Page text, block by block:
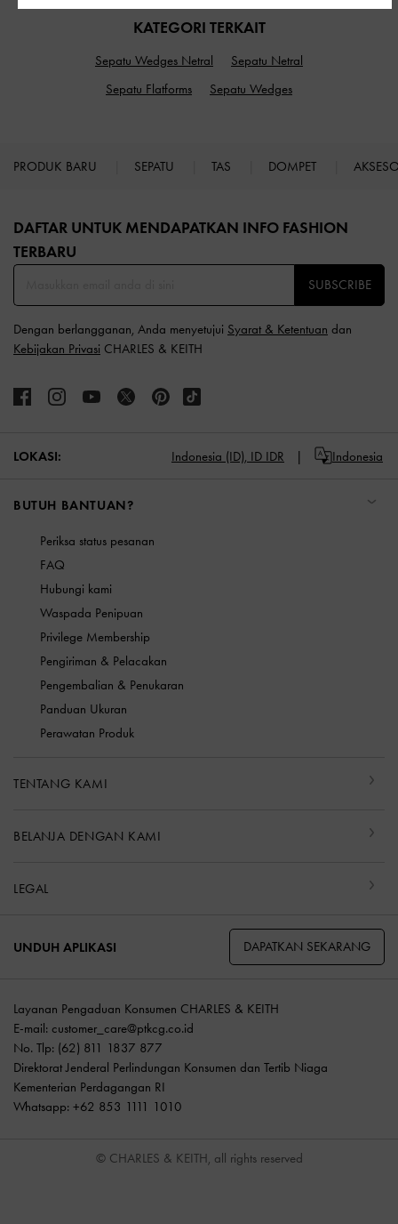
KATEGORI TERKAIT
Sepatu Wedges Netral
Sepatu Netral
Sepatu Flatforms
Sepatu Wedges
PRODUK BARU SEPATU TAS DOMPET
DAFTAR UNTUK MENDAPATKAN INFO FASHION
TERBARU​
SUBSCRIBE
Dengan berlangganan, Anda menyetujui Syarat & Ketentuan dan
Kebijakan Privasi CHARLES & KEITH
LOKASI: Indonesia (ID), ID IDR Indonesia
BUTUH BANTUAN?
Periksa status pesanan
FAQ
Hubungi kami
Waspada Penipuan
Privilege Membership
Pengiriman & Pelacakan
Pengembalian & Penukaran
Panduan Ukuran
Perawatan Produk
TENTANG KAMI
BELANJA DENGAN KAMI
LEGAL
UNDUH APLIKASI DAPATKAN SEKARANG
Layanan Pengaduan Konsumen CHARLES & KEITH
E-mail: customer_care@ptkcg.co.id
No. Tlp: (62) 811 1837 877
Direktorat Jenderal Perlindungan Konsumen dan Tertib Niaga
Kementerian Perdagangan RI
Whatsapp: +62 853 1111 1010
© CHARLES & KEITH, all rights reserved